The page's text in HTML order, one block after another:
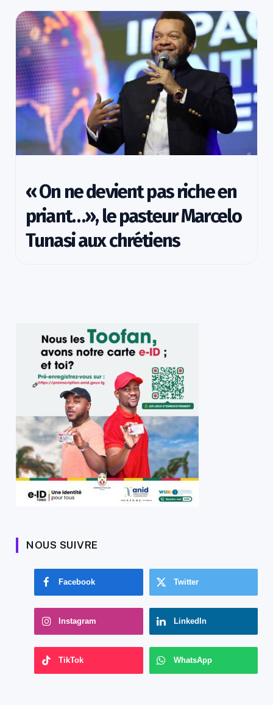
« On ne devient pas riche en
priant…», le pasteur Marcelo
Tunasi aux chrétiens
NOUS SUIVRE
Facebook Twitter
Instagram LinkedIn
TikTok WhatsApp